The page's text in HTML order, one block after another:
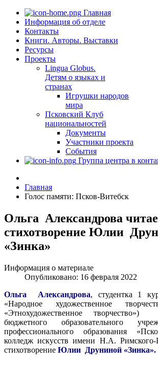
Главная
Информация об отделе
Контакты
Книги. Авторы. Выставки
Ресурсы
Проекты
Lingua Globus.
Детям о языках и
странах
Игрушки народов
мира
Псковский Клуб
национальностей
Документы
Участники проекта
События
Группа центра в
Главная
Голос памяти: Псков-Витебск
Ольга Александрова
стихотворение Юлии
«Зинка»
Информация о материале
Опубликовано: 16 февраля 2022
Ольга Александрова, студентка 1
«Народное художественное
«Этнохудожественное творчество»)
бюджетного образовательного
профессионального образования
колледж искусств имени Н.А. Римского-
стихотворение Юлии Друниной «Зинка».